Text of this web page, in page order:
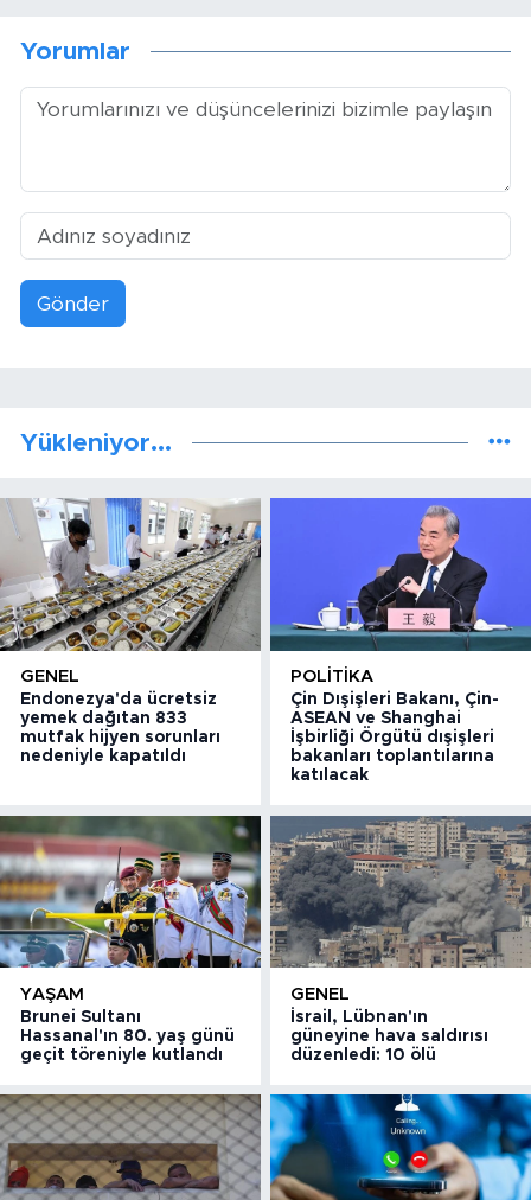
Yorumlar
Gönder
Yükleniyor...
GENEL
Endonezya'da ücretsiz
yemek dağıtan 833
mutfak hijyen sorunları
nedeniyle kapatıldı
POLITIKA
Çin Dışişleri Bakanı, Çin-
ASEAN ve Shanghai
İşbirliği Örgütü dışişleri
bakanları toplantılarına
katılacak
YAŞAM
Brunei Sultanı
Hassanal'ın 80. yaş günü
geçit töreniyle kutlandı
GENEL
İsrail, Lübnan'ın
güneyine hava saldırısı
düzenledi: 10 ölü